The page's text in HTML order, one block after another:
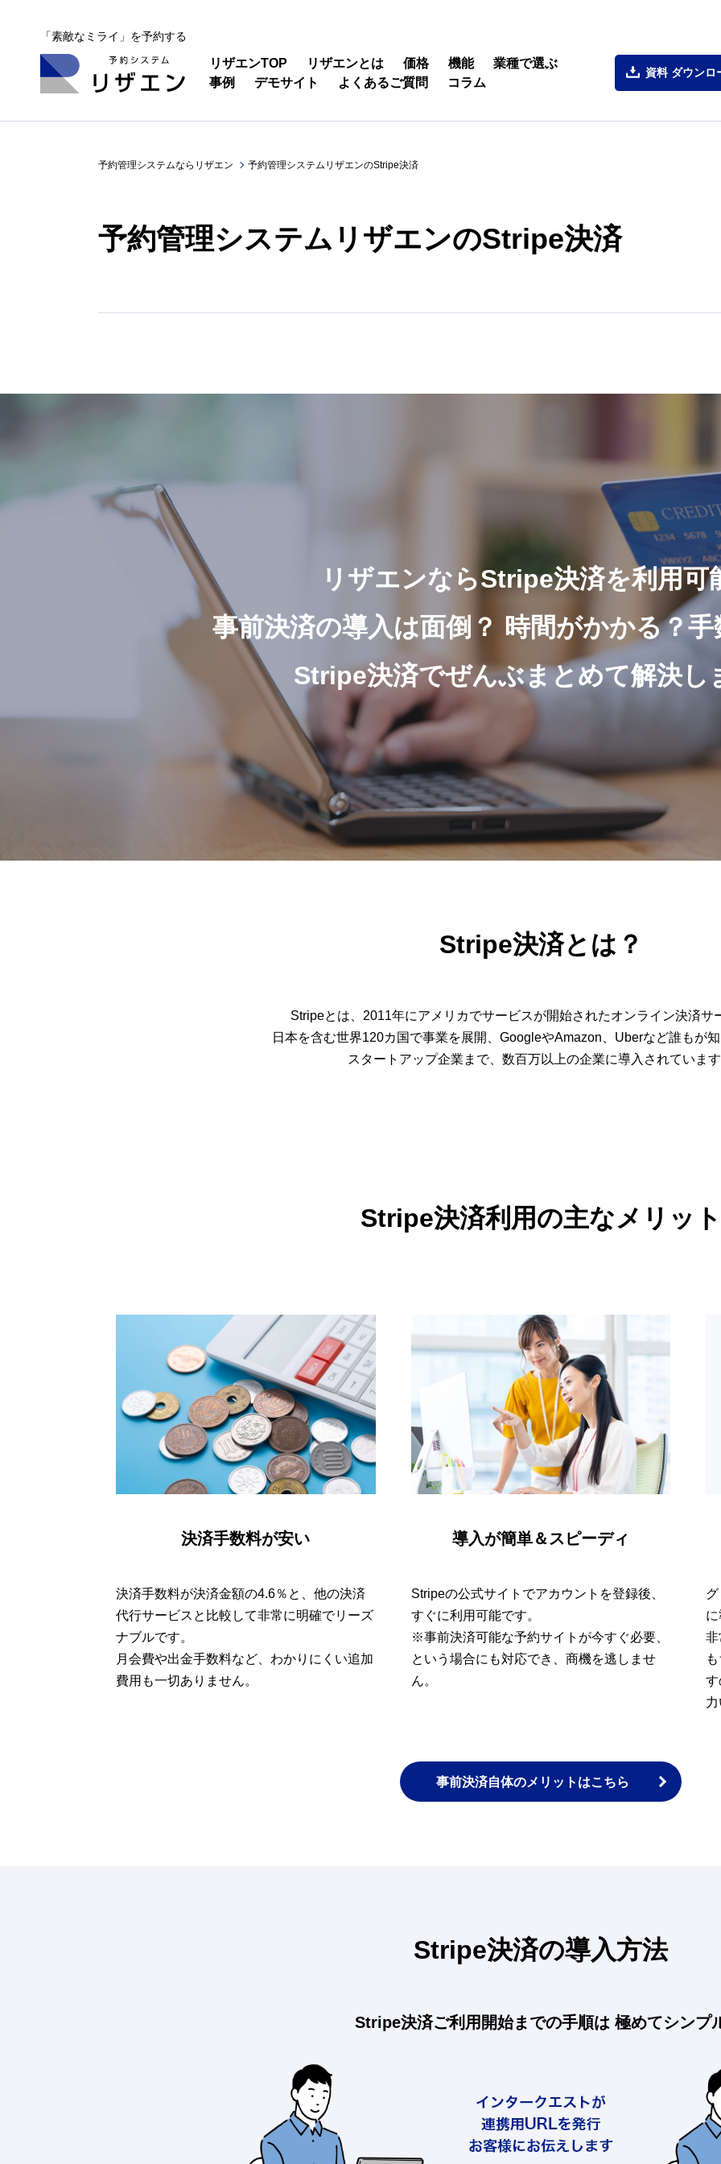
「素敵なミライ」を予約する
リザエンTOP リザエンとは 価格 機能
業種で選ぶ
事例
デモサイト よくあるご質問 コラム
資料ダウンロ
予約管理システムならリザエン 予約管理システムリザエンのStripe決済
予約管理システムリザエンのStripe決済
リザエンならStripe決済を利用可
事前決済の導入は面倒？ 時間がかかる？
Stripe決済でぜんぶまとめて解決し
Stripe決済とは？
Stripeとは、2011年にアメリカでサービスが開始されたオンライン決済サ
日本を含む世界120カ国で事業を展開、GoogleやAmazon、Uberなど誰もが
スタートアップ企業まで、数百万以上の企業に導入されていま
Stripe決済利用の主なメリット
決済手数料が安い
決済手数料が決済金額の4.6％と、他の決済
代行サービスと比較して非常に明確でリーズ
ナブルです。
月会費や出金手数料など、わかりにくい追加
費用も一切ありません。
導入が簡単＆スピーディ
Stripeの公式サイトでアカウントを登録後、
すぐに利用可能です。
※事前決済可能な予約サイトが今すぐ必要、
という場合にも対応でき、商機を逃しませ
ん。
事前決済自体のメリットはこちら
Stripe決済の導入方法
Stripe決済ご利用開始までの手順は 極めてシンプ